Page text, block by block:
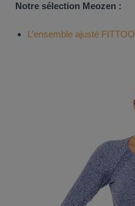
Notre sélection Meozen :
L’ensemble ajusté FITTOO